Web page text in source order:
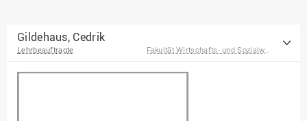
EU-Büro
Fakultät
Agrarwissenschaften und
Gildehaus, Cedrik
Lehrbeauftragte